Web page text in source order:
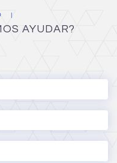
AYUDAR?